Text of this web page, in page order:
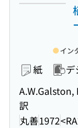
紙 デ
A.W.Galston,
訳
丸善1972
イン